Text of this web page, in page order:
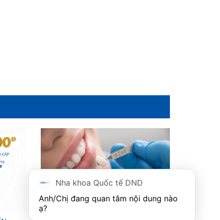
Nha khoa Quốc tế DND
Anh/Chị đang quan tâm nội dung nào
ạ?